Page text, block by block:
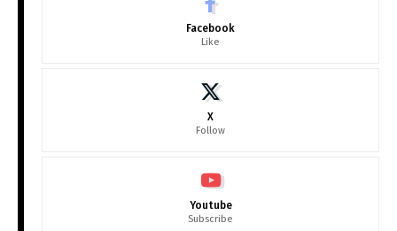
Facebook
Like
X
Follow
Youtube
Subscribe